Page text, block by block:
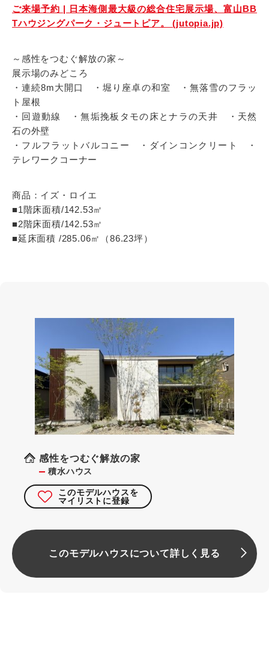
ご来場予約 | 日本海側最大級の総合住宅展示場、富山BB
Tハウジングパーク・ジュートピア。 (jutopia.jp)
～感性をつむぐ解放の家～
展示場のみどころ
・連続8m大開口 ・堀り座卓の和室 ・無落雪のフラッ
ト屋根
・回遊動線 ・無垢挽板タモの床とナラの天井 ・天然
石の外壁
・フルフラットバルコニー ・ダインコンクリート ・
テレワークコーナー
商品：イズ・ロイエ
■1階床面積/142.53㎡
■2階床面積/142.53㎡
■延床面積 /285.06㎡（86.23坪）
感性をつむぐ解放の家
積水ハウス
このモデルハウスを
マイリストに登録
このモデルハウスについて詳しく見る